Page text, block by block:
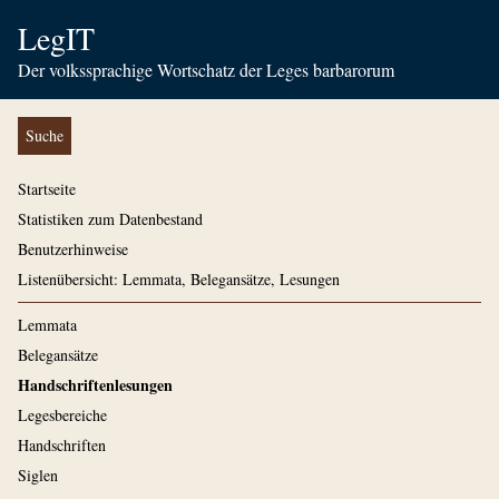
LegIT
Der volkssprachige Wortschatz der Leges barbarorum
Suche
Startseite
Statistiken zum Datenbestand
Benutzerhinweise
Listenübersicht: Lemmata, Belegansätze, Lesungen
Lemmata
Belegansätze
Handschriftenlesungen
Legesbereiche
Handschriften
Siglen